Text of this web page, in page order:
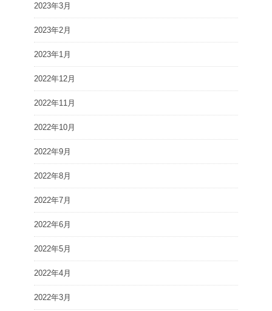
2023年3月
2023年2月
2023年1月
2022年12月
2022年11月
2022年10月
2022年9月
2022年8月
2022年7月
2022年6月
2022年5月
2022年4月
2022年3月